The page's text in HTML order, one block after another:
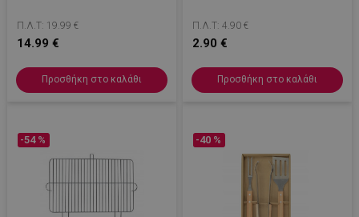
Π.Λ.Τ: 19.99 €
14.99 €
Προσθήκη στο καλάθι
Π.Λ.Τ: 4.90 €
2.90 €
Προσθήκη στο καλάθι
-54 % -40 %